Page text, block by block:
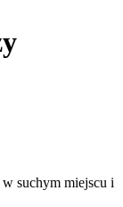
suchym miejscu i